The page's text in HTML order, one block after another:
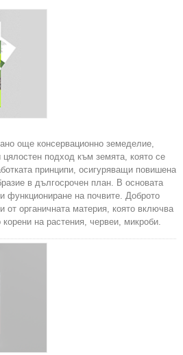
още консервационно земеделие,
цялостен подход към земята, която се
принципи, осигуряващи повишена
в дългосрочен план. В основата
функциониране на почвите. Доброто
от органичната материя, която включва
на растения, червеи, микроби.